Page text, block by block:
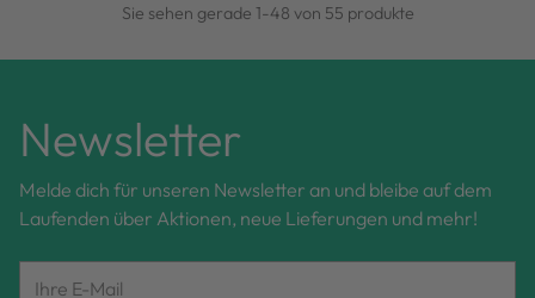
Sie sehen gerade 1-48 von 55 produkte
Newsletter
Melde dich für unseren Newsletter an und bleibe auf dem
Laufenden über Aktionen, neue Lieferungen und mehr!